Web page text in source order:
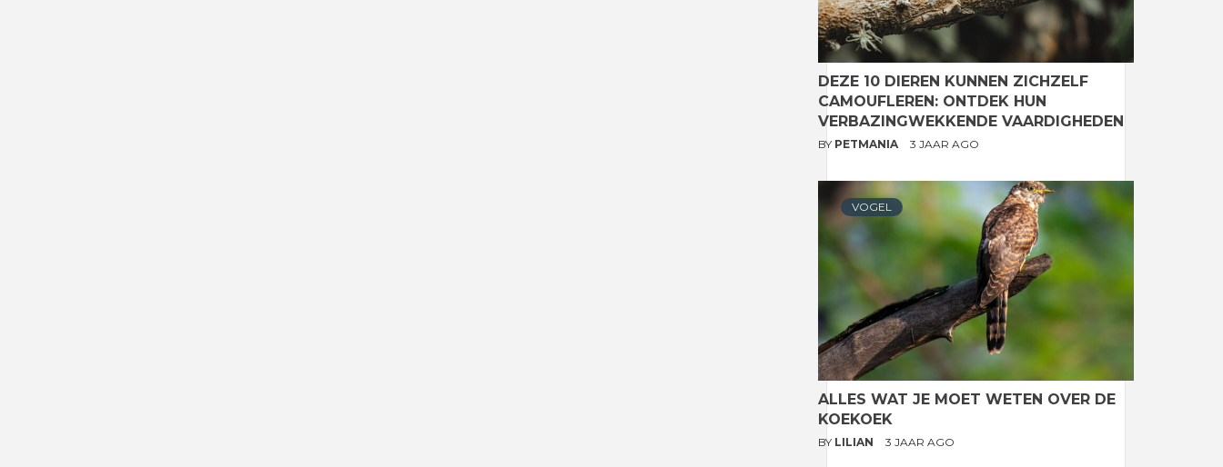
DEZE 10 DIEREN KUNNEN ZICHZELF
CAMOUFLEREN: ONTDEK HUN
VERBAZINGWEKKENDE VAARDIGHEDEN
BY PETMANIA 3 JAAR AGO
VOGEL
ALLES WAT JE MOET WETEN OVER DE
KOEKOEK
BY LILIAN 3 JAAR AGO